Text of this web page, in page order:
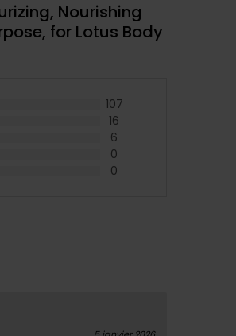
Nourishing
for Lotus Body
107
16
6
0
0